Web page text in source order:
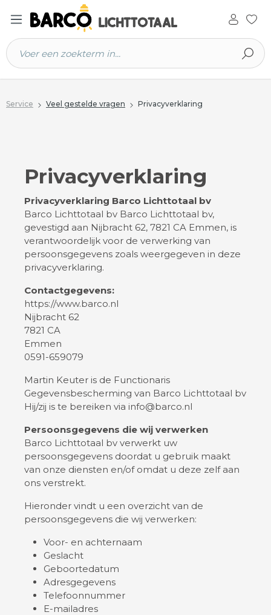
hoofdinhoud
Service Veel gestelde vragen Privacyverklaring
Privacyverklaring
Privacyverklaring Barco Lichttotaal bv
Barco Lichttotaal bv Barco Lichttotaal bv,
gevestigd aan Nijbracht 62, 7821 CA Emmen, is
verantwoordelijk voor de verwerking van
persoonsgegevens zoals weergegeven in deze
privacyverklaring.
Contactgegevens:
https://www.barco.nl
Nijbracht 62
7821 CA
Emmen
0591-659079
Martin Keuter is de Functionaris
Gegevensbescherming van Barco Lichttotaal bv
Hij/zij is te bereiken via info@barco.nl
Persoonsgegevens die wij verwerken
Barco Lichttotaal bv verwerkt uw
persoonsgegevens doordat u gebruik maakt
van onze diensten en/of omdat u deze zelf aan
ons verstrekt.
Hieronder vindt u een overzicht van de
persoonsgegevens die wij verwerken:
Voor- en achternaam
Geslacht
Geboortedatum
Adresgegevens
Telefoonnummer
E-mailadres